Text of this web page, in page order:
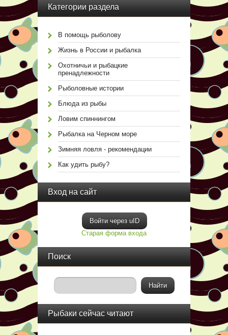
Категории раздела
В помощь рыболову
Жизнь в России и рыбалка
Охотничьи и рыбацкие
пренадлежности
Рыболовные истории
Блюда из рыбы
Ловим спиннингом
Рыбалка на Черном море
Зимняя ловля - рекомендации
Как удить рыбу?
Вход на сайт
Войти через uID
Старая форма входа
Поиск
Рыбаки сейчас читают